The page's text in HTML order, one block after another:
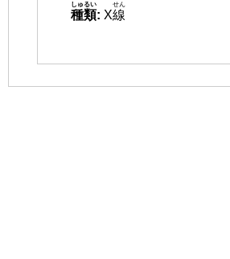
種類
しゅるい
: X線
せん